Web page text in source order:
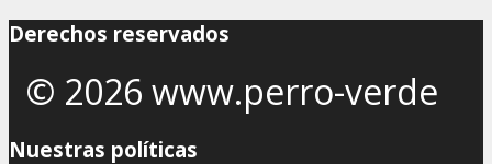
Derechos reservados
© 2026 www.perro-verde
Nuestras políticas